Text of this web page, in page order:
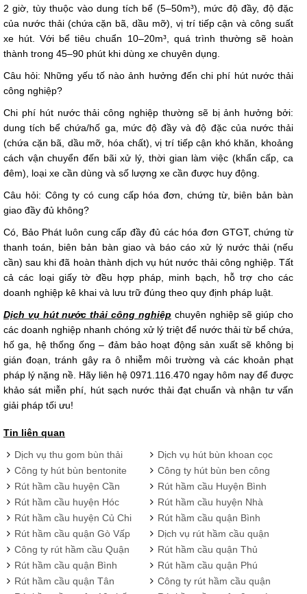
2 giờ, tùy thuộc vào dung tích bể (5–50m³), mức độ đầy, độ đặc
của nước thải (chứa cặn bã, dầu mỡ), vị trí tiếp cận và công suất
xe hút. Với bể tiêu chuẩn 10–20m³, quá trình thường sẽ hoàn
thành trong 45–90 phút khi dùng xe chuyên dụng.
Câu hỏi: Những yếu tố nào ảnh hưởng đến chi phí hút nước thải
công nghiệp?
Chi phí hút nước thải công nghiệp thường sẽ bị ảnh hưởng bởi:
dung tích bể chứa/hố ga, mức độ đầy và độ đặc của nước thải
(chứa cặn bã, dầu mỡ, hóa chất), vị trí tiếp cận khó khăn, khoảng
cách vận chuyển đến bãi xử lý, thời gian làm việc (khẩn cấp, ca
đêm), loại xe cần dùng và số lượng xe cần được huy động.
Câu hỏi: Công ty có cung cấp hóa đơn, chứng từ, biên bản bàn
giao đầy đủ không?
Có, Bảo Phát luôn cung cấp đầy đủ các hóa đơn GTGT, chứng từ
thanh toán, biên bản bàn giao và báo cáo xử lý nước thải (nếu
cần) sau khi đã hoàn thành dịch vụ hút nước thải công nghiệp. Tất
cả các loại giấy tờ đều hợp pháp, minh bạch, hỗ trợ cho các
doanh nghiệp kê khai và lưu trữ đúng theo quy định pháp luật.
Dịch vụ hút nước thải công nghiệp chuyên nghiệp sẽ giúp cho
các doanh nghiệp nhanh chóng xử lý triệt để nước thải từ bể chứa,
hố ga, hệ thống ống – đảm bảo hoạt động sản xuất sẽ không bị
gián đoạn, tránh gây ra ô nhiễm môi trường và các khoản phạt
pháp lý nặng nề. Hãy liên hệ 0971.116.470 ngay hôm nay để được
khảo sát miễn phí, hút sạch nước thải đạt chuẩn và nhận tư vấn
giải pháp tối ưu!
Tin liên quan
Dịch vụ thu gom bùn thải
công nghiệp Bảo Phát giá
rẻ, an toàn
Dịch vụ hút bùn khoan cọc
nhồi Bảo Phát giá rẻ, an
toàn
Công ty hút bùn bentonite
với giá tốt, uy tín hàng đầu
Công ty hút bùn ben công
trình với giá tốt, uy tín
hàng đầu
Rút hầm cầu huyện Cần
Giờ tốc độ, chuyện nghiệp,
uy tín
Rút hầm cầu Huyện Bình
Chánh xử lý nhanh chóng
triệt để sạch sẽ
Rút hầm cầu huyện Hóc
Môn không đục phá, an
toàn và chất lượng
Rút hầm cầu huyện Nhà
Bè uy tín - chất lượng, ưu
đãi lên đến 30%
Rút hầm cầu huyện Củ Chi
giá rẻ - chất lượng, bảo
hành 2 năm
Rút hầm cầu quận Bình
Tân uy tín, chuyên nghiệp,
bảo hành 5 năm
Rút hầm cầu quận Gò Vấp
Bảo Phát uy tín chuyên
nghiệp
Dịch vụ rút hầm cầu quận
Tân Bình giá rẻ
Công ty rút hầm cầu Quận
12 giá rẻ
Rút hầm cầu quận Thủ
Đức uy tín| BH 2 năm| Ưu
đãi 30%
Rút hầm cầu quận Bình
Thạnh giá rẻ, xử lý triệt để
Rút hầm cầu quận Phú
Nhuận giá rẻ| BH 2 năm|
Rút hầm cầu quận Tân
Công ty rút hầm cầu quận